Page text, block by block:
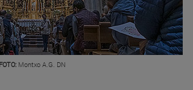
FOTO:Montxo A.G. DN